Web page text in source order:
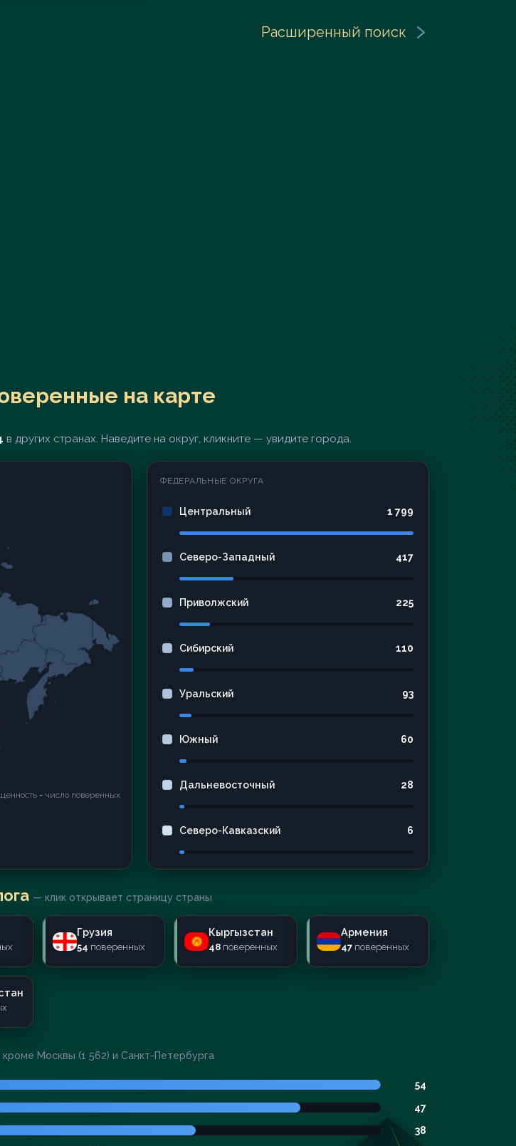
Заказать услугуРасширенный поиск
на карте
в других странах. Наведите на округ, кликните — увидите города.
= число поверенных
ФЕДЕРАЛЬНЫЕ ОКРУГА
Центральный 1 799
Северо-Западный 417
Приволжский 225
Сибирский 110
Уральский 93
Южный 60
Дальневосточный 28
Северо-Кавказский 6
— клик открывает страницу страны
Грузия
54 поверенных
Кыргызстан
48 поверенных
Армения
47поверенных
Москвы (1 562) и Санкт-Петербурга
54
47
38